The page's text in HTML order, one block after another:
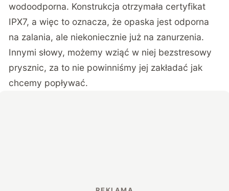
wodoodporna. Konstrukcja otrzymała certyfikat
IPX7, a więc to oznacza, że opaska jest odporna
na zalania, ale niekoniecznie już na zanurzenia.
Innymi słowy, możemy wziąć w niej bezstresowy
prysznic, za to nie powinniśmy jej zakładać jak
chcemy popływać.